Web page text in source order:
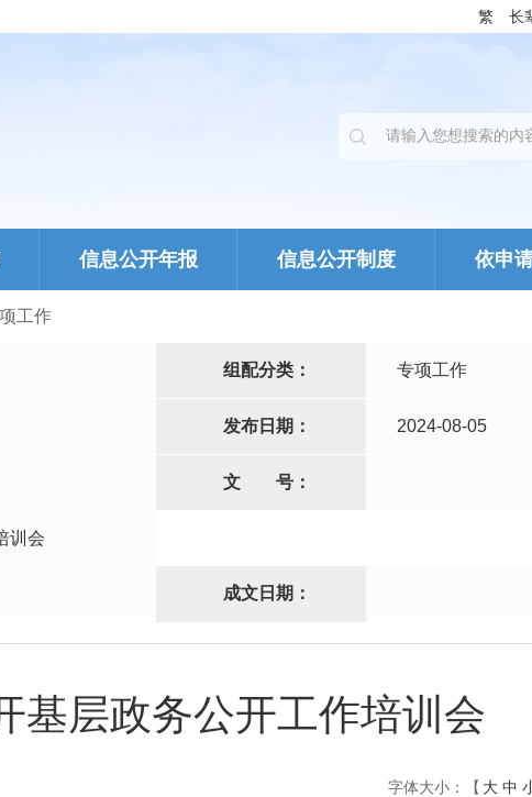
繁 长
信息公开年报 信息公开制度 依申
工作
组配分类： 专项工作
发布日期： 2024-08-05
文 号：
训会
成文日期：
基层政务公开工作培训会
字体大小：【 大 中